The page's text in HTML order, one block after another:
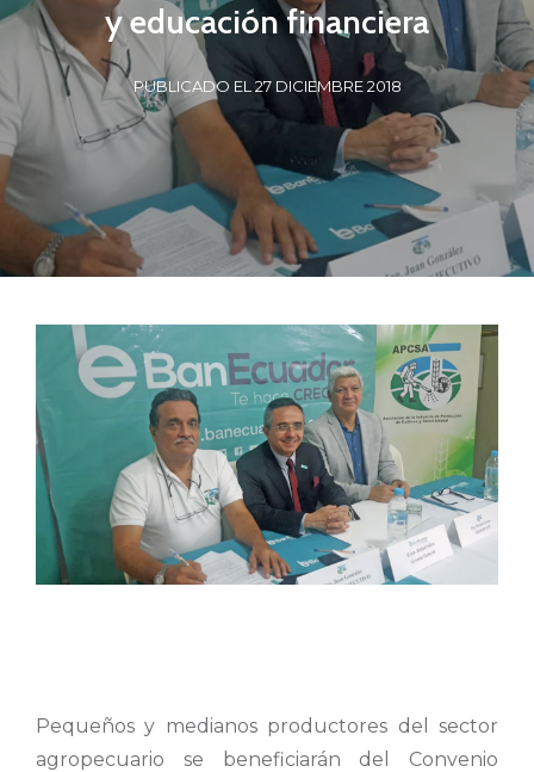
y educación financiera
PUBLICADO EL 27 DICIEMBRE 2018
Pequeños y medianos productores del sector
agropecuario se beneficiarán del Convenio